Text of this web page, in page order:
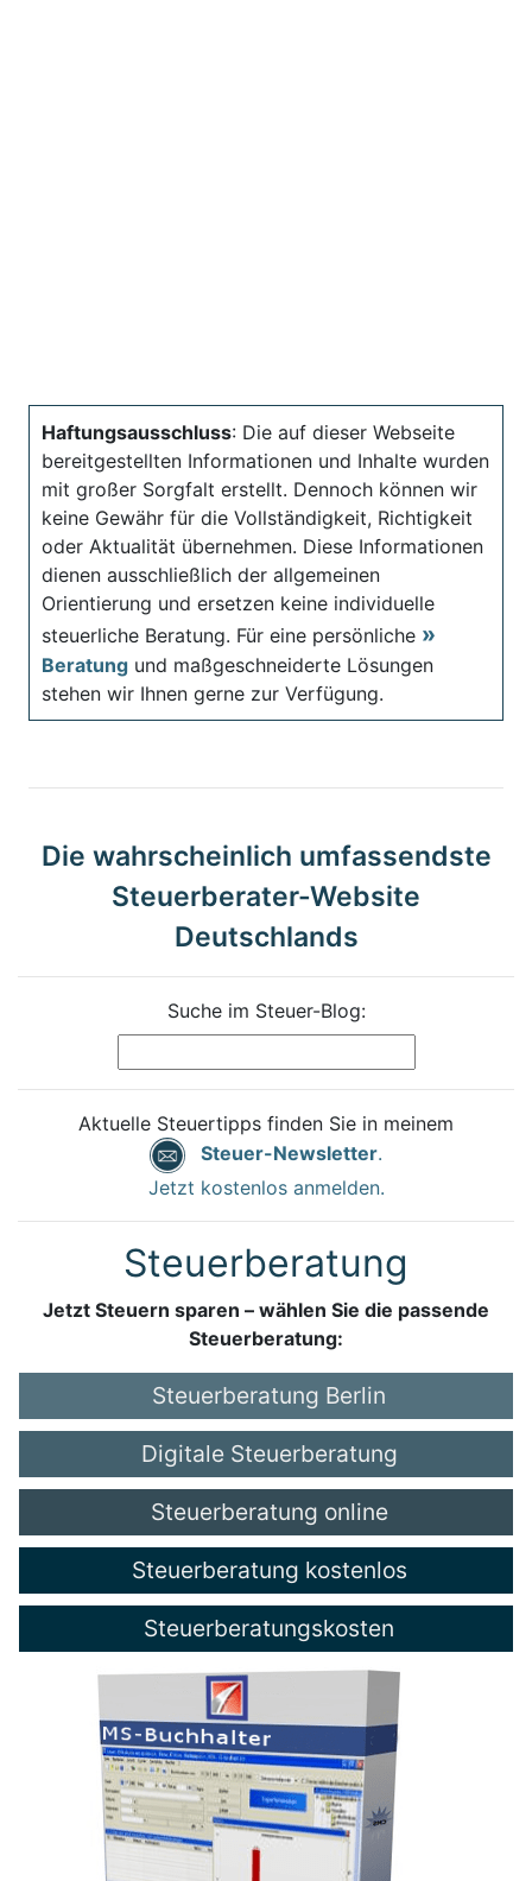
Haftungsausschluss: Die auf dieser Webseite
bereitgestellten Informationen und Inhalte wurden
mit großer Sorgfalt erstellt. Dennoch können wir
keine Gewähr für die Vollständigkeit, Richtigkeit
oder Aktualität übernehmen. Diese Informationen
dienen ausschließlich der allgemeinen
Orientierung und ersetzen keine individuelle
steuerliche Beratung. Für eine persönliche
Beratung und maßgeschneiderte Lösungen
stehen wir Ihnen gerne zur Verfügung.
Die wahrscheinlich umfassendste
Steuerberater-Website
Deutschlands
Suche im Steuer-Blog:
Aktuelle Steuertipps finden Sie in meinem
Steuer-Newsletter.
Jetzt kostenlos anmelden.
Steuerberatung
Jetzt Steuern sparen – wählen Sie die passende
Steuerberatung:
Steuerberatung Berlin
Digitale Steuerberatung
Steuerberatung online
Steuerberatung kostenlos
Steuerberatungskosten